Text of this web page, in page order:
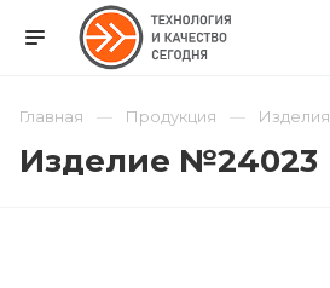
Главная Продукция Изделия
Изделие №24023